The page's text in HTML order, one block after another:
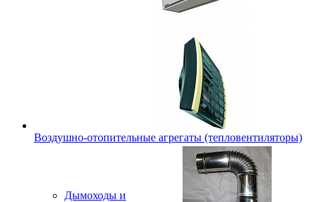
Воздушно-отопительные агрегаты (тепловентиляторы)
Дымоходы и